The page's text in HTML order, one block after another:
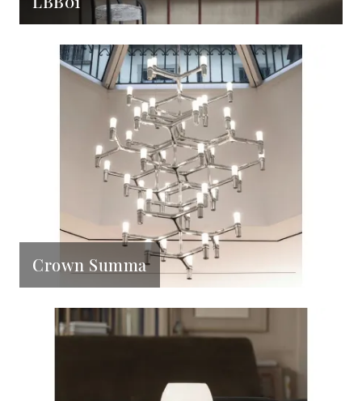
Crown Summa